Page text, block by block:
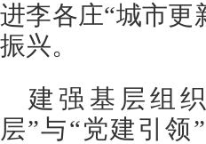
进李各庄“城市更
振兴。
建强基层组
层”与“党建引